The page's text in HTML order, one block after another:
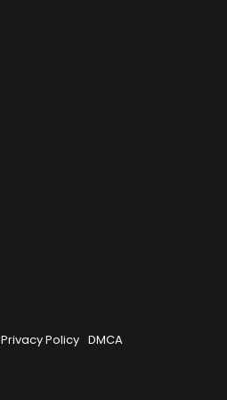
Privacy Policy DMCA